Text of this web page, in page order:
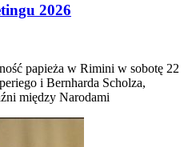
2026
papieża w Rimini w sobotę 22
i Bernharda Scholza,
między Narodami